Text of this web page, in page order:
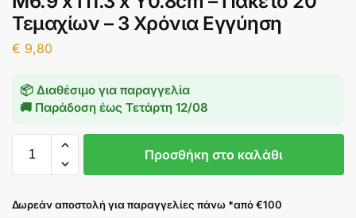
Τεμαχίων – 3 Χρόνια Εγγύηση
€ 9,80
📦 Διαθέσιμο για παραγγελία
🚚 Παράδοση έως Τετάρτη 12/08
Προσθήκη στο καλάθι
Δωρεάν αποστολή για παραγγελίες πάνω *από €100